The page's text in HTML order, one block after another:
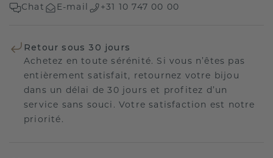
Chat E-mail +31 10 747 00 00
Retour sous 30 jours
Achetez en toute sérénité. Si vous n’êtes pas
entièrement satisfait, retournez votre bijou
dans un délai de 30 jours et profitez d’un
service sans souci. Votre satisfaction est notre
priorité.